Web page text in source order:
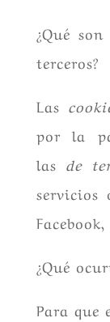
¿Qué
terceros?
Las
por la
las de
servicios
¿Qué
Para que